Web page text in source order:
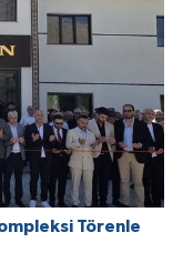
Törenle